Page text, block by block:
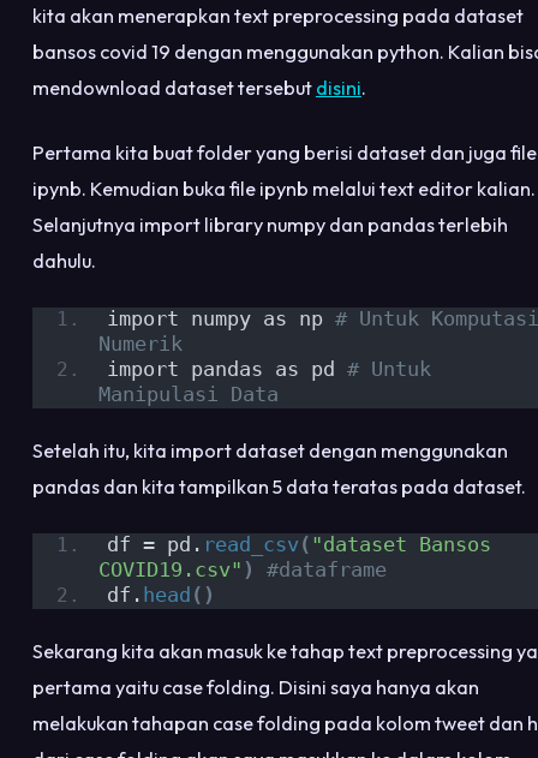
kita akan menerapkan text preprocessing pada dataset
bansos covid 19 dengan menggunakan python. Kalian
mendownload dataset tersebut disini.
Pertama kita buat folder yang berisi dataset dan juga file
ipynb. Kemudian buka file ipynb melalui text editor kalian.
Selanjutnya import library numpy dan pandas terlebih
dahulu.
import numpy as np # Untuk Komputasi
Numerik
import pandas as pd # Untuk
Manipulasi Data
Setelah itu, kita import dataset dengan menggunakan
pandas dan kita tampilkan 5 data teratas pada dataset.
df = pd. read_csv( "dataset Bansos
COVID19.csv" )
#dataframe
df. head ()
Sekarang kita akan masuk ke tahap text preprocessing
pertama yaitu case folding. Disini saya hanya akan
melakukan tahapan case folding pada kolom tweet dan